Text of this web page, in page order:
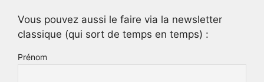
Vous pouvez aussi le faire via la newsletter
classique (qui sort de temps en temps) :
Prénom